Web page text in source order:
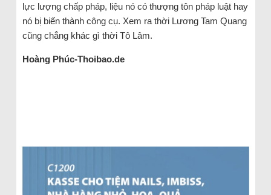
lực lượng chấp pháp, liệu nó có thượng tôn pháp luật hay
nó bị biến thành công cụ. Xem ra thời Lương Tam Quang
cũng chẳng khác gì thời Tô Lâm.
Hoàng Phúc-Thoibao.de